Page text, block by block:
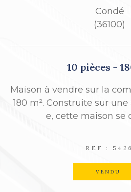
-
Issoudun
(36100)
4 pièces -
PROCHE ECOLES
prenant: au rez de
alon avec cheminée,
REF :
VENDU